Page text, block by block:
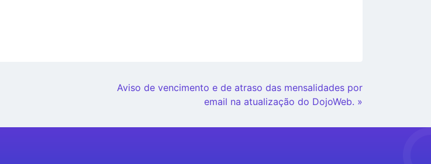
Aviso de vencimento e de atraso das mensalidades por
email na atualização do DojoWeb. »